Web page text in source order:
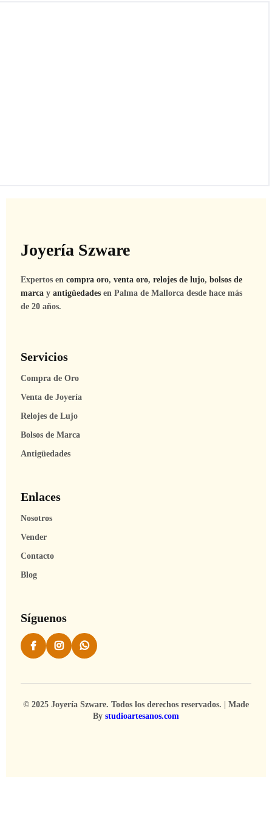
Joyería Szware
Expertos en compra oro, venta oro, relojes de lujo, bolsos de
marca y antigüedades en Palma de Mallorca desde hace más
de 20 años.
Servicios
Compra de Oro
Venta de Joyería
Relojes de Lujo
Bolsos de Marca
Antigüedades
Enlaces
Nosotros
Vender
Contacto
Blog
Síguenos
© 2025 Joyería Szware. Todos los derechos reservados. | Made
By studioartesanos.com